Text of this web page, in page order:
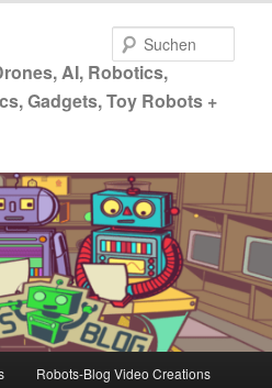
AI, Robotics,
Gadgets, Toy Robots +
Robots-Blog Video Creations